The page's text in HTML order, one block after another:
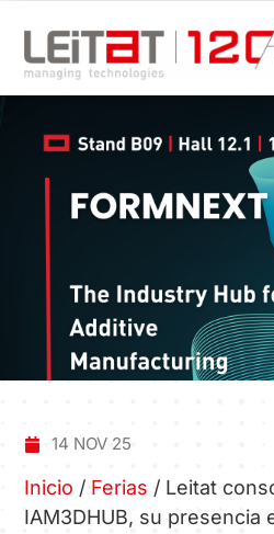
14 NOV 25
Inicio / Ferias / Leitat
IAM3DHUB, su presencia